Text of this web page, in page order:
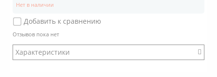
Нет в наличии
Добавить к сравнению
Отзывов пока нет
Характеристики